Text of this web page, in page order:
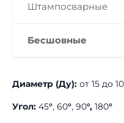
Штампосварные
Бесшовные
Диаметр (Ду): от 15 до
Угол: 45°, 60°, 90°, 180°